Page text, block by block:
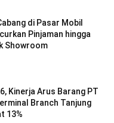
di Pasar Mobil
Pinjaman hingga
Showroom
Kinerja Arus Barang PT
Branch Tanjung
13%